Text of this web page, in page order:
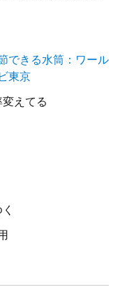
できる水筒：ワール
東京
えてる